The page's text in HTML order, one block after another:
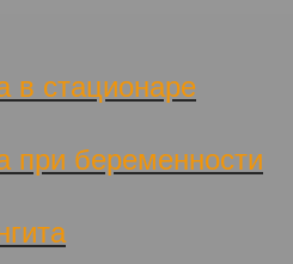
в стационаре
при беременности